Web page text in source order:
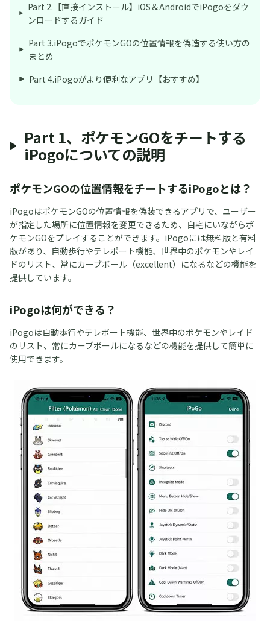
Part 2.【直接インストール】iOS＆AndroidでiPogoをダウ
ンロードするガイド
Part 3.iPogoでポケモンGOの位置情報を偽造する使い方の
まとめ
Part 4.iPogoがより便利なアプリ【おすすめ】
Part 1、ポケモンGOをチートする
iPogoについての説明
ポケモンGOの位置情報をチートするiPogoとは？
iPogoはポケモンGOの位置情報を偽装できるアプリで、ユーザー
が指定した場所に位置情報を変更できるため、自宅にいながらポ
ケモンGOをプレイすることができます。iPogoには無料版と有料
版があり、自動歩行やテレポート機能、世界中のポケモンやレイ
ドのリスト、常にカーブボール（excellent）になるなどの機能を
提供しています。
iPogoは何ができる？
iPogoは自動歩行やテレポート機能、世界中のポケモンやレイド
のリスト、常にカーブボールになるなどの機能を提供して簡単に
使用できます。